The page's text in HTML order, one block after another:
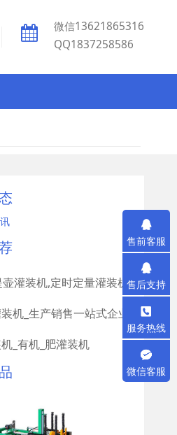
微信13621865316
QQ1837258586
灌装机,定时定量灌装机
机_生产销售一站式企业
_有机_肥灌装机
售前客服
售后支持
服务热线
微信客服